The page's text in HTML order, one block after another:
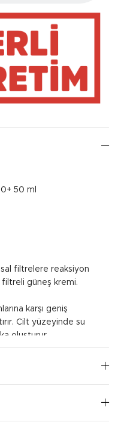
50 ml
filtrelere reaksiyon
güneş kremi.
karşı geniş
Cilt yüzeyinde su
oluşturur.
eşit bir şekilde